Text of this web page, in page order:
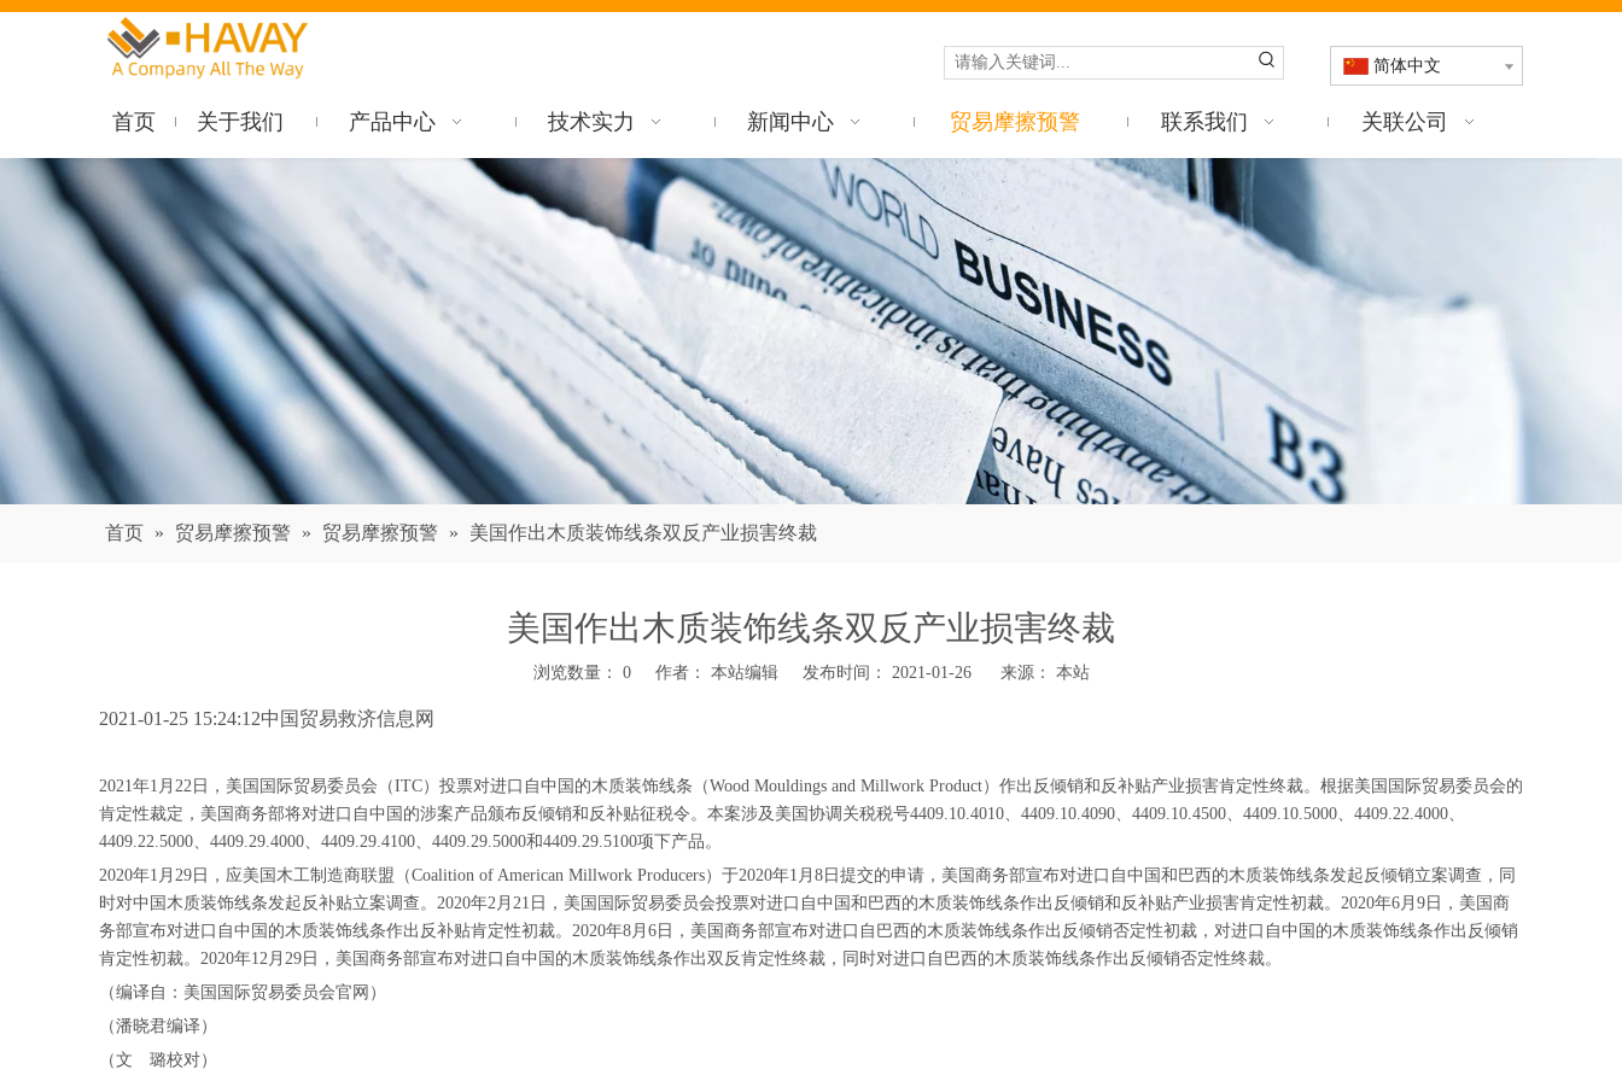
简体中文
首页 关于我们 产品中心 技术实力 新闻中心 贸易摩擦预警 联系我们 关联公司
首页 » 贸易摩擦预警 » 贸易摩擦预警 » 美国作出木质装饰线条双反产业损害终裁
美国作出木质装饰线条双反产业损害终裁
浏览数量： 0作者： 本站编辑 发布时间： 2021-01-26 来源： 本站
["wechat","weibo","qzone","douban","email"]
2021-01-25 15:24:12中国贸易救济信息网
2021年1月22日，美国国际贸易委员会（ITC）投票对进口自中国的木质装饰线条（Wood Mouldings and Millwork Product）作出反倾销和反补贴产业损害肯定性终裁。根据美国国际贸易委员会的
肯定性裁定，美国商务部将对进口自中国的涉案产品颁布反倾销和反补贴征税令。本案涉及美国协调关税税号4409.10.4010、4409.10.4090、4409.10.4500、4409.10.5000、4409.22.4000、
4409.22.5000、4409.29.4000、4409.29.4100、4409.29.5000和4409.29.5100项下产品。
2020年1月29日，应美国木工制造商联盟（Coalition of American Millwork Producers）于2020年1月8日提交的申请，美国商务部宣布对进口自中国和巴西的木质装饰线条发起反倾销立案调查，同
时对中国木质装饰线条发起反补贴立案调查。2020年2月21日，美国国际贸易委员会投票对进口自中国和巴西的木质装饰线条作出反倾销和反补贴产业损害肯定性初裁。2020年6月9日，美国商
务部宣布对进口自中国的木质装饰线条作出反补贴肯定性初裁。2020年8月6日，美国商务部宣布对进口自巴西的木质装饰线条作出反倾销否定性初裁，对进口自中国的木质装饰线条作出反倾销
肯定性初裁。2020年12月29日，美国商务部宣布对进口自中国的木质装饰线条作出双反肯定性终裁，同时对进口自巴西的木质装饰线条作出反倾销否定性终裁。
（编译自：美国国际贸易委员会官网）
（潘晓君编译）
（文 璐校对）